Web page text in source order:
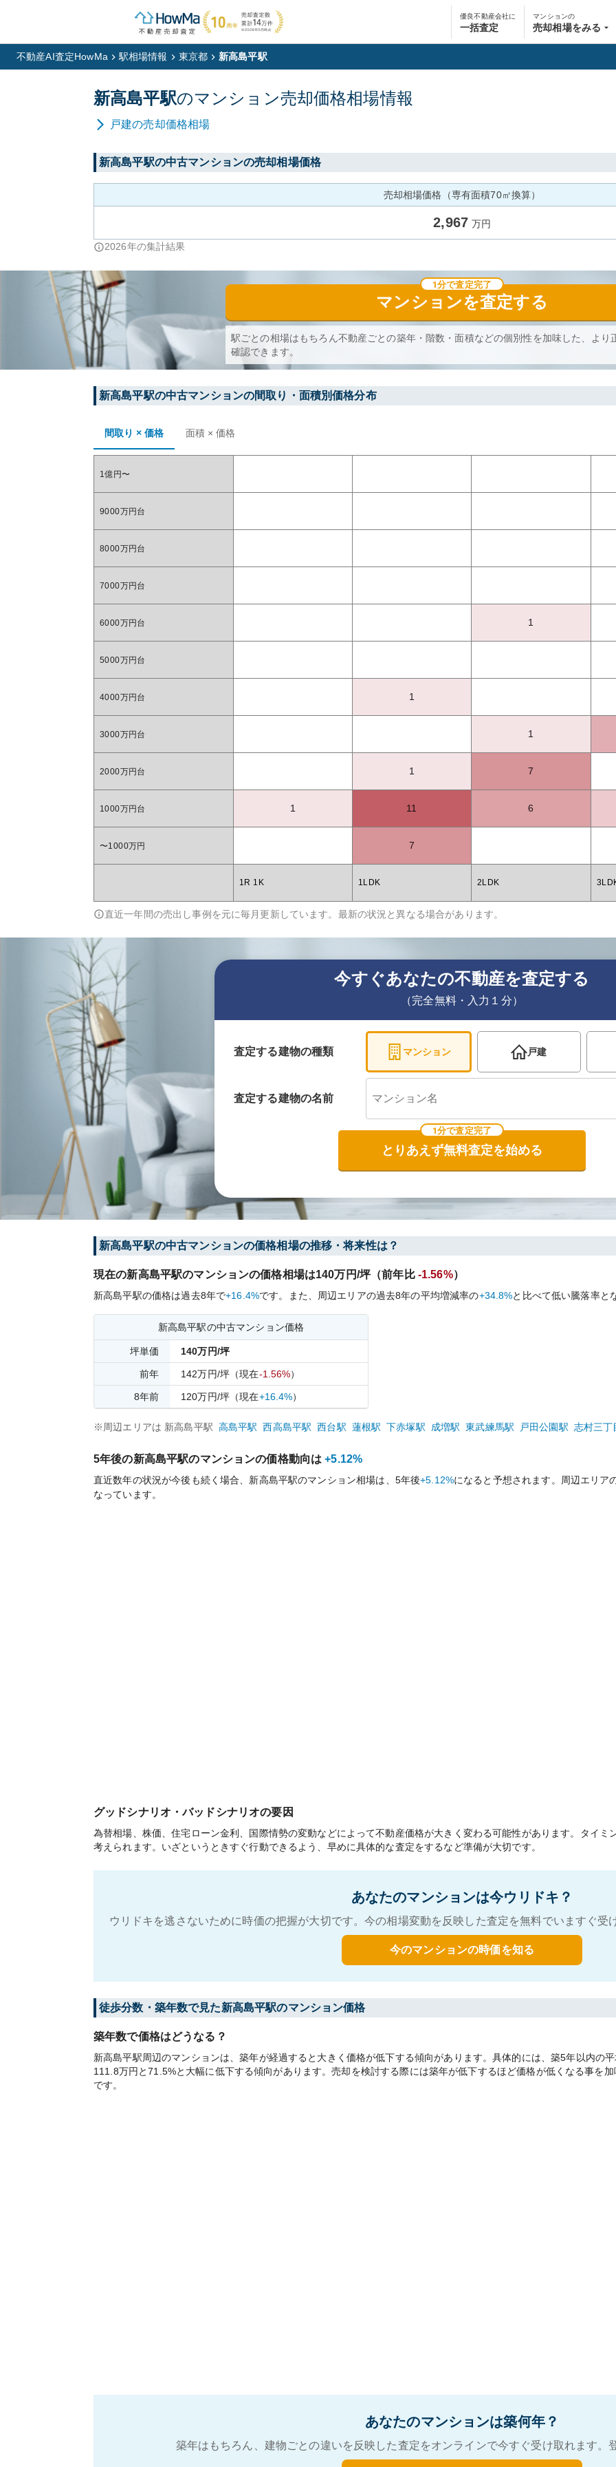
優良不動産会社に
一括査定
マンションの
売却相場をみる
不動産AI査定HowMa 駅相場情報 東京都 新高島平駅
新高島平駅のマンション売却価格相場情報
戸建の売却価格相場
新高島平駅の中古マンションの売却相場価格
売却相場価格（専有面積70㎡換算）
2,967 万円
2026年の集計結果
マンションを査定する
1分で査定完了
駅ごとの相場はもちろん不動産ごとの築年・階数・面積などの個別性を加味した、より
確認できます。
新高島平駅の中古マンションの間取り・面積別価格分布
間取り × 価格 面積 × 価格
1億円〜
9000万円台
8000万円台
7000万円台
6000万円台 1
5000万円台
4000万円台 1
3000万円台 1
2000万円台 1 7
1000万円台 1 11 6
〜1000万円 7
1R 1K 1LDK 2LDK
直近一年間の売出し事例を元に毎月更新しています。最新の状況と異なる場合があります。
今すぐあなたの不動産を査定する
（完全無料・入力１分）
査定する建物の種類 マンション 戸建
査定する建物の名前
1分で査定完了
とりあえず無料査定を始める
新高島平駅の中古マンションの価格相場の推移・将来性は？
現在の新高島平駅のマンションの価格相場は140万円/坪（前年比 -1.56%）
新高島平駅の価格は過去8年で+16.4%です。 また、周辺エリアの過去8年の平均増減率の+34.8%と比べて低い騰落率と
新高島平駅の中古マンション価格
坪単価 140万円/坪
前年 142万円/坪 （現在-1.56%）
8年前 120万円/坪 （現在+16.4%）
※周辺エリアは 新高島平駅 高島平駅 西高島平駅 西台駅 蓮根駅 下赤塚駅 成増駅 東武練馬駅 戸田公園駅 志村三丁
5年後の新高島平駅のマンションの価格動向は +5.12%
直近数年の状況が今後も続く場合、 新高島平駅のマンション相場は、5年後+5.12%になると予想されます。周辺エリア
なっています。
グッドシナリオ・バッドシナリオの要因
為替相場、株価、住宅ローン金利、国際情勢の変動などによって不動産価格が大きく変わる可能性があります。タイミ
考えられます。いざというときすぐ行動できるよう、早めに具体的な査定をするなど準備が大切です。
あなたのマンションは今ウリドキ？
ウリドキを逃さないために時価の把握が大切です。今の相場変動を反映した査定を無料でいますぐ
今のマンションの時価を知る
徒歩分数・築年数で見た新高島平駅のマンション価格
築年数で価格はどうなる？
新高島平駅周辺のマンションは、築年が経過すると大きく価格が低下する傾向があります。具体的には、築5年以内の
111.8万円と71.5%と大幅に低下する傾向があります。売却を検討する際には築年が低下するほど価格が低くなる事を
です。
あなたのマンションは築何年？
築年はもちろん、建物ごとの違いを反映した査定をオンラインで今すぐ受け取れます。